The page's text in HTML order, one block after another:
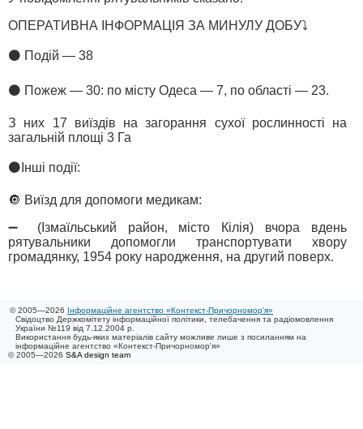
ОПЕРАТИВНА ІНФОРМАЦІЯ ЗА МИНУЛУ ДОБУ⤵️
⚫️ Подій — 38
⚫️ Пожеж — 30: по місту Одеса — 7, по області — 23.
З них 17 виїздів на загорання сухої рослинності на
загальній площі 3 Га
⚫️Інші події:
🔘 Виїзд для допомоги медикам:
➖ (Ізмаїльський район, місто Кілія) вчора вдень
рятувальники допомогли транспортувати хвору
громадянку, 1954 року народження, на другий поверх.
© 2005—2026 Інформаційне агентство «Контекст-Причорномор'я»
Свідоцтво Держкомітету інформаційної політики, телебачення та радіомовлення
України №119 від 7.12.2004 р.
Використання будь-яких матеріалів сайту можливе лише з посиланням на
інформаційне агентство «Контекст-Причорномор'я»
© 2005—2026 S&A design team